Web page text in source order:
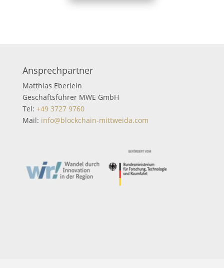
Ansprechpartner
Matthias Eberlein
Geschäftsführer MWE GmbH
Tel: +49 3727 9760
Mail: info@blockchain-mittweida.com